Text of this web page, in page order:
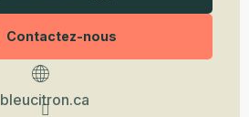
Contactez-nous
bleucitron.ca